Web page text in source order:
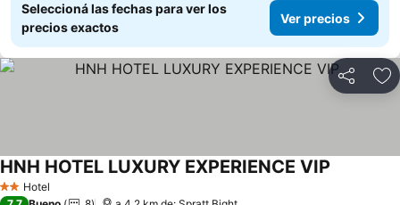
Seleccioná las fechas para ver los
precios exactos
Ver precios
Compartir
2 Estrellas
Hotel
HNH HOTEL LUXURY EXPERIENCE VIP